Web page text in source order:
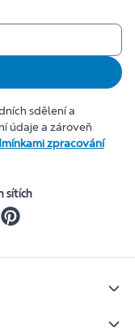
sdělení a
údaje a zároveň
zpracování
sítích